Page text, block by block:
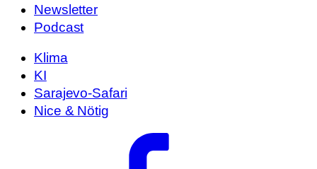
Newsletter
Podcast
Klima
KI
Sarajevo-Safari
Nice & Nötig